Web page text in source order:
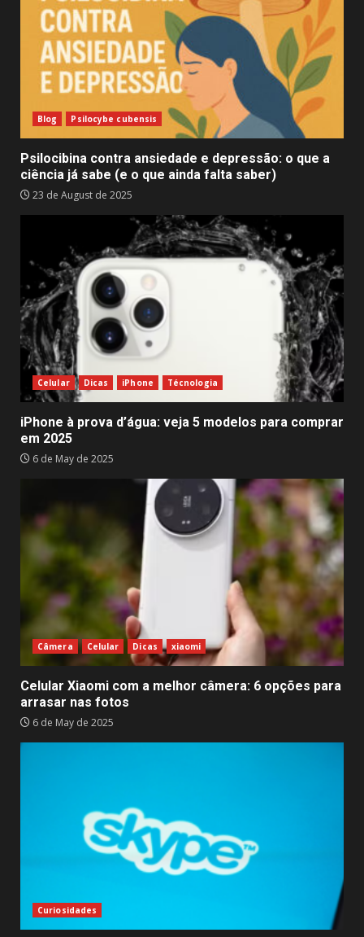
Blog Psilocybe cubensis
Psilocibina contra ansiedade e depressão: o que a
ciência já sabe (e o que ainda falta saber)
23 de August de 2025
Celular Dicas iPhone Técnologia
iPhone à prova d’água: veja 5 modelos para comprar
em 2025
6 de May de 2025
Câmera Celular Dicas xiaomi
Celular Xiaomi com a melhor câmera: 6 opções para
arrasar nas fotos
6 de May de 2025
Curiosidades